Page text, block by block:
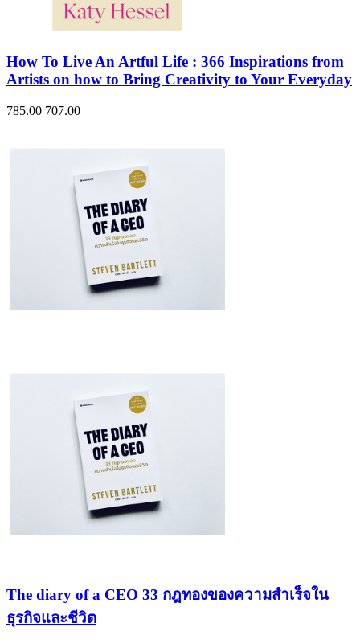
How To Live An Artful Life : 366 Inspirations from
Artists on how to Bring Creativity to Your Everyday
785.00 707.00
The diary of a CEO 33 กฎทองของความสำเร็จใน
ธุรกิจและชีวิต